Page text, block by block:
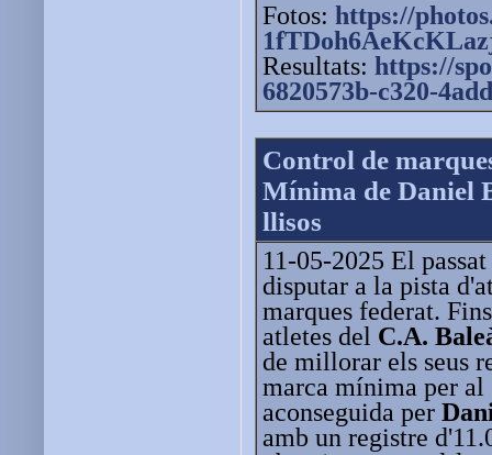
Fotos: https://
Resultats: https://
6820573b-c320-
Control de
Mínima de Daniel
llisos
11-05-2025 El
disputar a la pista
marques federat.
atletes del C.A.
de millorar els seus
marca mínima per al
aconseguida per
amb un registre